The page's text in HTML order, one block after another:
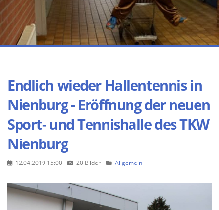
Endlich wieder Hallentennis in
Nienburg - Eröffnung der neuen
Sport- und Tennishalle des TKW
Nienburg
12.04.2019 15:00 20 Bilder Allgemein